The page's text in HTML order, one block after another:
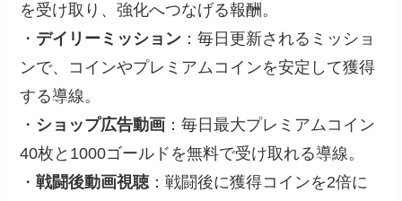
を受け取り、強化へつなげる報酬。
・ デイリーミッション ：毎日更新されるミッショ
ンで、コインやプレミアムコインを安定して獲得
する導線。
・ ショップ広告動画 ：毎日最大プレミアムコイン
40枚と1000ゴールドを無料で受け取れる導線。
・戦闘後動画視聴：戦闘後に獲得コインを2倍に